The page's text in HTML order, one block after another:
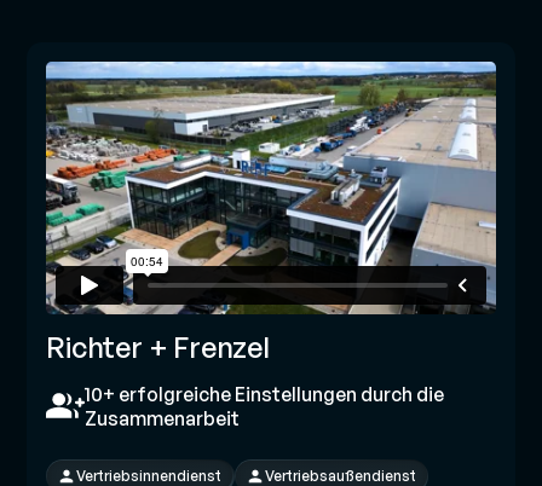
Richter + Frenzel
10+ erfolgreiche Einstellungen durch die
Zusammenarbeit
Vertriebsinnendienst
Vertriebsaußendienst